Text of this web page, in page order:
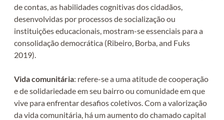
de contas, as habilidades cognitivas dos cidadãos,
desenvolvidas por processos de socialização ou
instituições educacionais, mostram-se essenciais para a
consolidação democrática (Ribeiro, Borba, and Fuks
2019).
Vida comunitária: refere-se a uma atitude de cooperação
e de solidariedade em seu bairro ou comunidade em que
vive para enfrentar desafios coletivos. Com a valorização
da vida comunitária, há um aumento do chamado capital